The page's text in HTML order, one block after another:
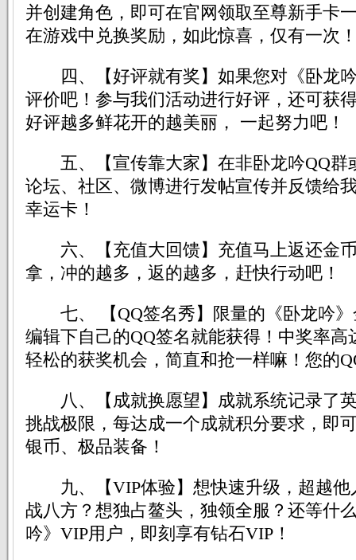
并创建角色，即可在官网领取至尊新手卡
在游戏中兑换奖励，如此惊喜，仅有一次
四、【好评就有奖】如果您对《卧龙
评价吧！参与我们活动进行好评，还可获
好评越多鲜花开的越美丽， 一起努力吧！
五、【宣传靠大家】在非卧龙吟QQ群
论坛、社区、微博进行发帖宣传并反馈给
幸运卡！
六、【充值大回馈】充值马上返还金
拿，冲的越多，返的越多，赶快行动吧！
七、 【QQ签名秀】限量的《卧龙吟》
编辑下自己的QQ签名就能获得！中奖率高
轻松的获奖机会，简直和抢一样嘛！您的
八、【成就换愿望】成就系统记录了
挑战极限，每达成一个成就积分要求，即
银币、极品装备！
九、【VIP体验】想快速升级，超越他
战八方？想独占鳌头，独领全服？还等什
吟》VIP用户，即刻享有钻石VIP！